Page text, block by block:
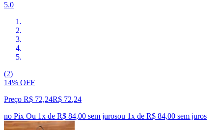
5.0
(2)
14% OFF
Preço R$ 72,24R$ 72,24
no Pix Ou 1x de R$ 84,00 sem jurosou 1x de R$ 84,00 sem juros